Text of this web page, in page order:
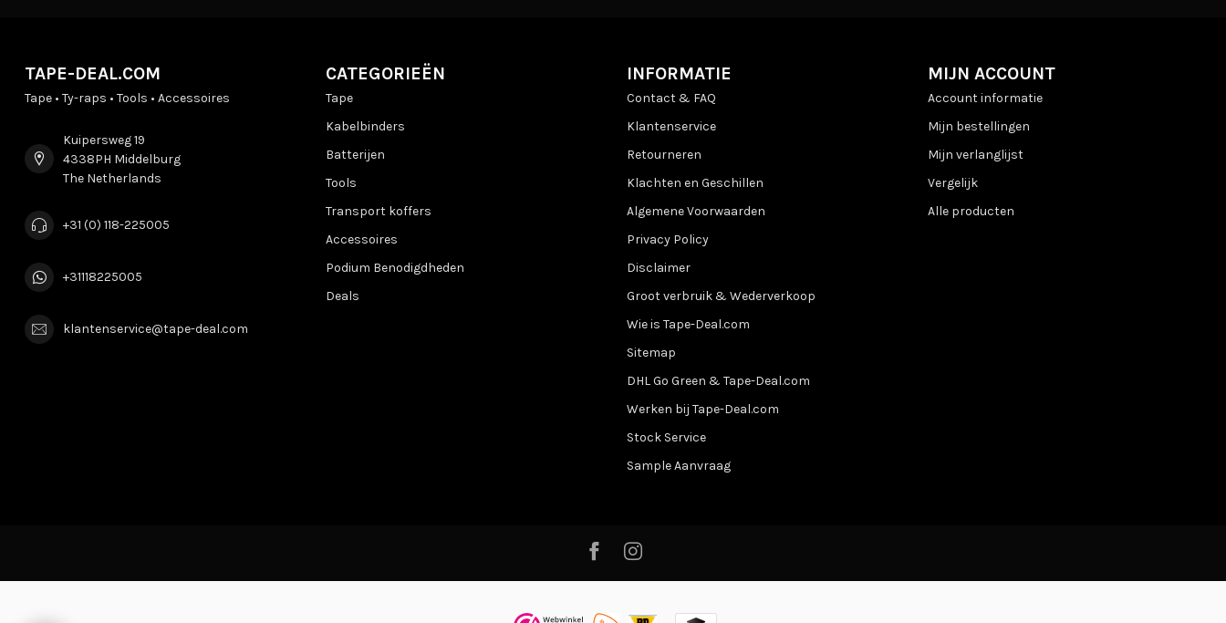
TAPE-DEAL.COM
Tape • Ty-raps • Tools • Accessoires
Kuipersweg 19
4338PH Middelburg
The Netherlands
+31 (0) 118-225005
+31118225005
klantenservice@tape-deal.com
CATEGORIEËN
Tape
Kabelbinders
Batterijen
Tools
Transport koffers
Accessoires
Podium Benodigdheden
Deals
INFORMATIE
Contact & FAQ
Klantenservice
Retourneren
Klachten en Geschillen
Algemene Voorwaarden
Privacy Policy
Disclaimer
Groot verbruik & Wederverkoop
Wie is Tape-Deal.com
Sitemap
DHL Go Green & Tape-Deal.com
Werken bij Tape-Deal.com
Stock Service
Sample Aanvraag
MIJN ACCOUNT
Account informatie
Mijn bestellingen
Mijn verlanglijst
Vergelijk
Alle producten